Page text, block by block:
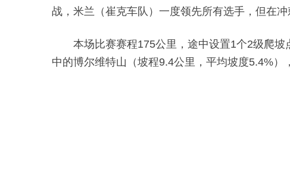
战，米兰（崔克车队）一度领先所有选手，但在
本场比赛赛程175公里，途中设置1个2级爬
中的博尔维特山（坡程9.4公里，平均坡度5.4%）